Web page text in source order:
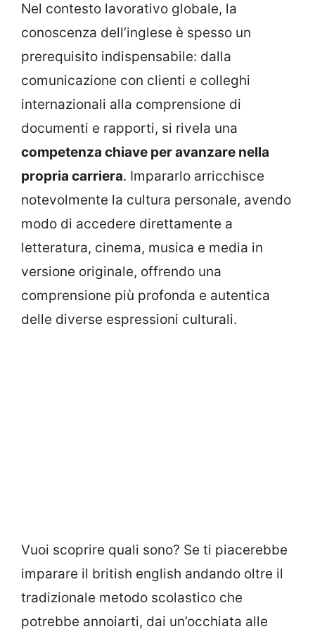
Nel contesto lavorativo globale, la
conoscenza dell’inglese è spesso un
prerequisito indispensabile: dalla
comunicazione con clienti e colleghi
internazionali alla comprensione di
documenti e rapporti, si rivela una
competenza chiave per avanzare nella
propria carriera. Impararlo arricchisce
notevolmente la cultura personale, avendo
modo di accedere direttamente a
letteratura, cinema, musica e media in
versione originale, offrendo una
comprensione più profonda e autentica
delle diverse espressioni culturali.
Vuoi scoprire quali sono? Se ti piacerebbe
imparare il british english andando oltre il
tradizionale metodo scolastico che
potrebbe annoiarti, dai un’occhiata alle